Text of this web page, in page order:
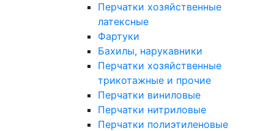
Перчатки хозяйственные
латексные
Фартуки
Бахилы, нарукавники
Перчатки хозяйственные
трикотажные и прочие
Перчатки виниловые
Перчатки нитриловые
Перчатки полиэтиленовые